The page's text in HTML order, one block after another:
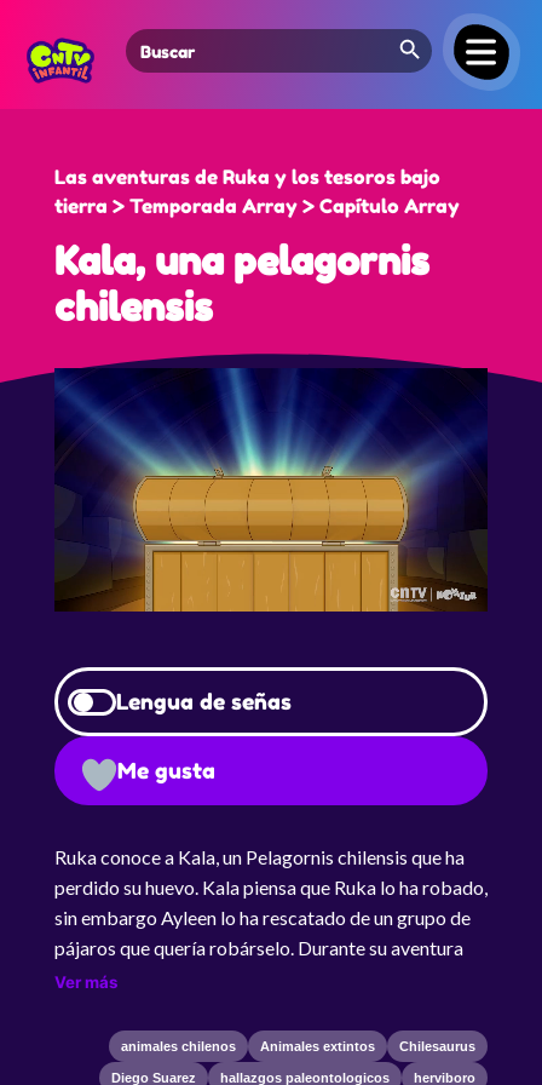
Search
for:
Search Button
Las aventuras de Ruka y los tesoros bajo
tierra > Temporada Array > Capítulo Array
Kala, una pelagornis
chilensis
Lengua de señas
Me gusta
Ruka conoce a Kala, un Pelagornis chilensis que ha
perdido su huevo. Kala piensa que Ruka lo ha robado,
sin embargo Ayleen lo ha rescatado de un grupo de
pájaros que quería robárselo. Durante su aventura
los niños descubrirán que Kala es un ave marina
conoce a Kala, un Pelagornis chilensis que ha perdido
su huevo. Kala piensa que Ruka lo ha robado, sin
Ver más
animales chilenos Animales extintos Chilesaurus
Diego Suarez hallazgos paleontologicos herviboro